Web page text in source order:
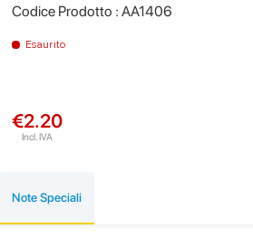
Codice Prodotto : AA1406
Esaurito
€2.20
Incl. IVA
Note Speciali